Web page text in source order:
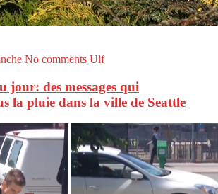
No comments Ulf
jour: des messages qui
la pluie dans la ville de Seattle